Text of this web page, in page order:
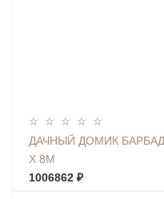
ДАЧНЫЙ ДОМИК
Х 8М
1006862 ₽